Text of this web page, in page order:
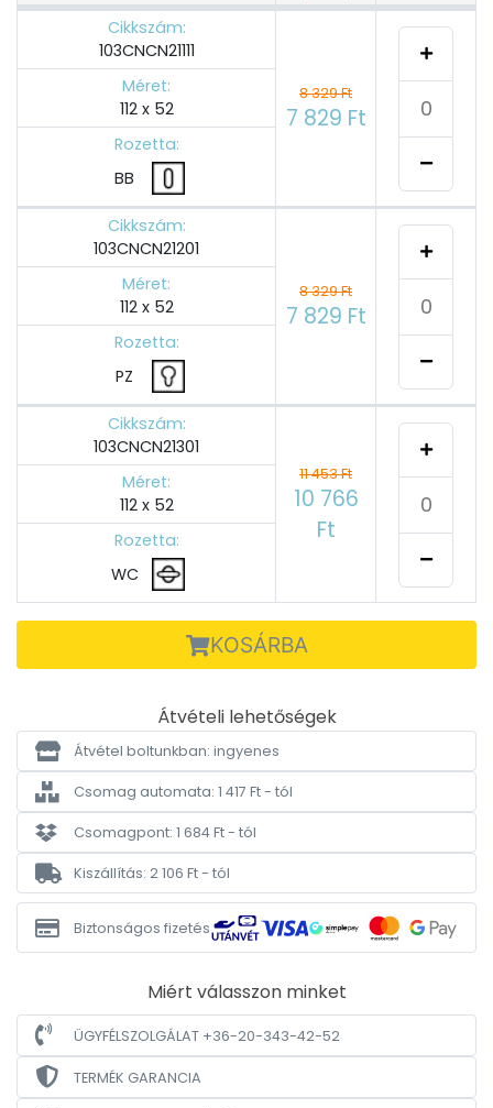
Cikkszám:
103CNCN21111
8 329 Ft
7 829 Ft
Méret:
112 x 52
Rozetta:
BB
Cikkszám:
103CNCN21201
8 329 Ft
7 829 Ft
Méret:
112 x 52
Rozetta:
PZ
Cikkszám:
103CNCN21301
11 453 Ft
10 766
Ft
Méret:
112 x 52
Rozetta:
WC
KOSÁRBA
Átvételi lehetőségek
Átvétel boltunkban: ingyenes
Csomag automata: 1 417 Ft - tól
Csomagpont: 1 684 Ft - tól
Kiszállítás: 2 106 Ft - tól
Biztonságos fizetés
Miért válasszon minket
ÜGYFÉLSZOLGÁLAT +36-20-343-42-52
TERMÉK GARANCIA